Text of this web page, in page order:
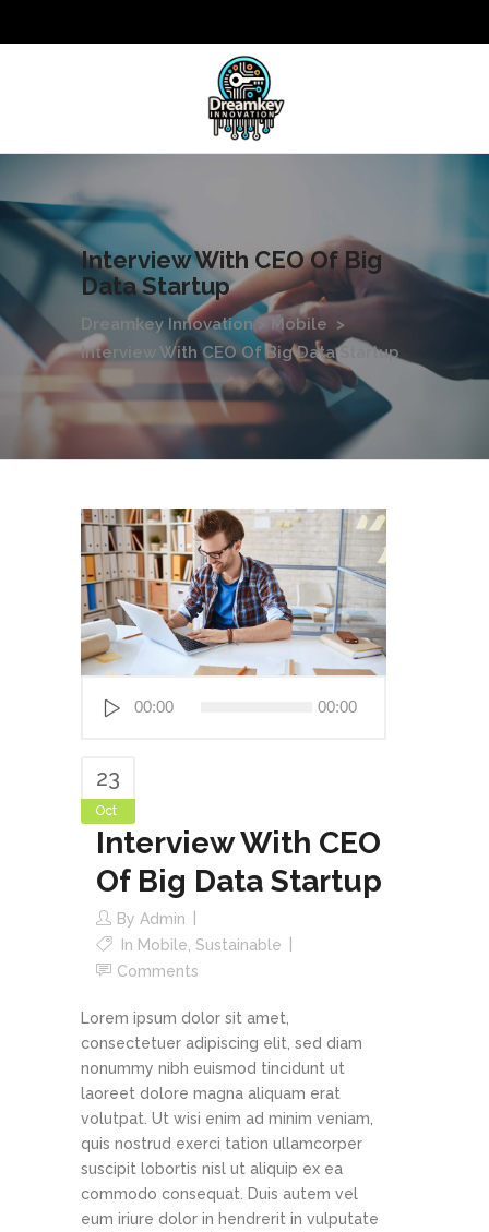
Interview With CEO Of Big
Data Startup
Dreamkey Innovation> Mobile >
Interview With CEO Of Big Data Startup
Player
00:00 00:00
23
Oct
Interview With CEO
Of Big Data Startup
By Admin
In Mobile Sustainable
Comments
Lorem ipsum dolor sit amet,
consectetuer adipiscing elit, sed diam
nonummy nibh euismod tincidunt ut
laoreet dolore magna aliquam erat
volutpat. Ut wisi enim ad minim veniam,
quis nostrud exerci tation ullamcorper
suscipit lobortis nisl ut aliquip ex ea
commodo consequat. Duis autem vel
eum iriure dolor in hendrerit in vulputate